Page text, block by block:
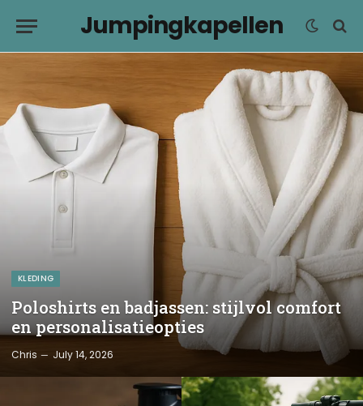
Jumpingkapellen
KLEDING
Poloshirts en badjassen: stijlvol comfort
en personalisatieopties
Chris July 14, 2026